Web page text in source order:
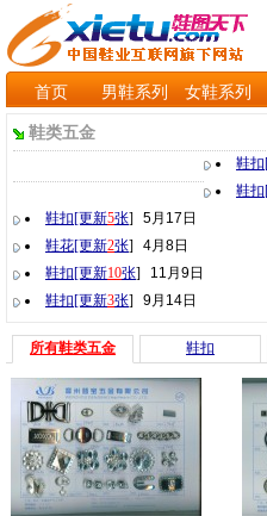
首页 男鞋系列 女鞋系列
鞋类五金
鞋
鞋
鞋扣[更新5张] 5月17日
鞋花[更新2张] 4月8日
鞋扣[更新10张] 11月9日
鞋扣[更新3张] 9月14日
所有鞋类五金 鞋扣